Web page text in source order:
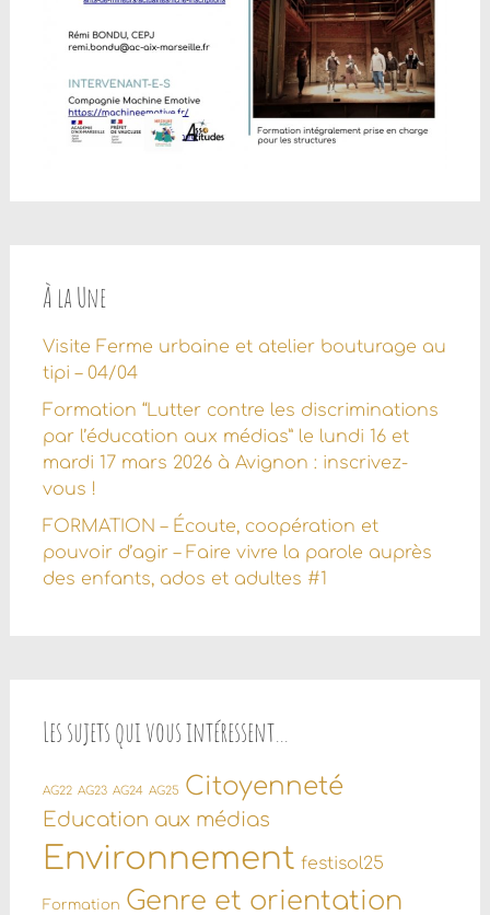
À la Une
Visite Ferme urbaine et atelier bouturage au
tipi – 04/04
Formation “Lutter contre les discriminations
par l’éducation aux médias” le lundi 16 et
mardi 17 mars 2026 à Avignon : inscrivez-
vous !
FORMATION – Écoute, coopération et
pouvoir d’agir – Faire vivre la parole auprès
des enfants, ados et adultes #1
Les sujets qui vous intéressent…
AG22 AG23 AG24 AG25 Citoyenneté
Education aux médias
Environnement festisol25
Formation Genre et orientation